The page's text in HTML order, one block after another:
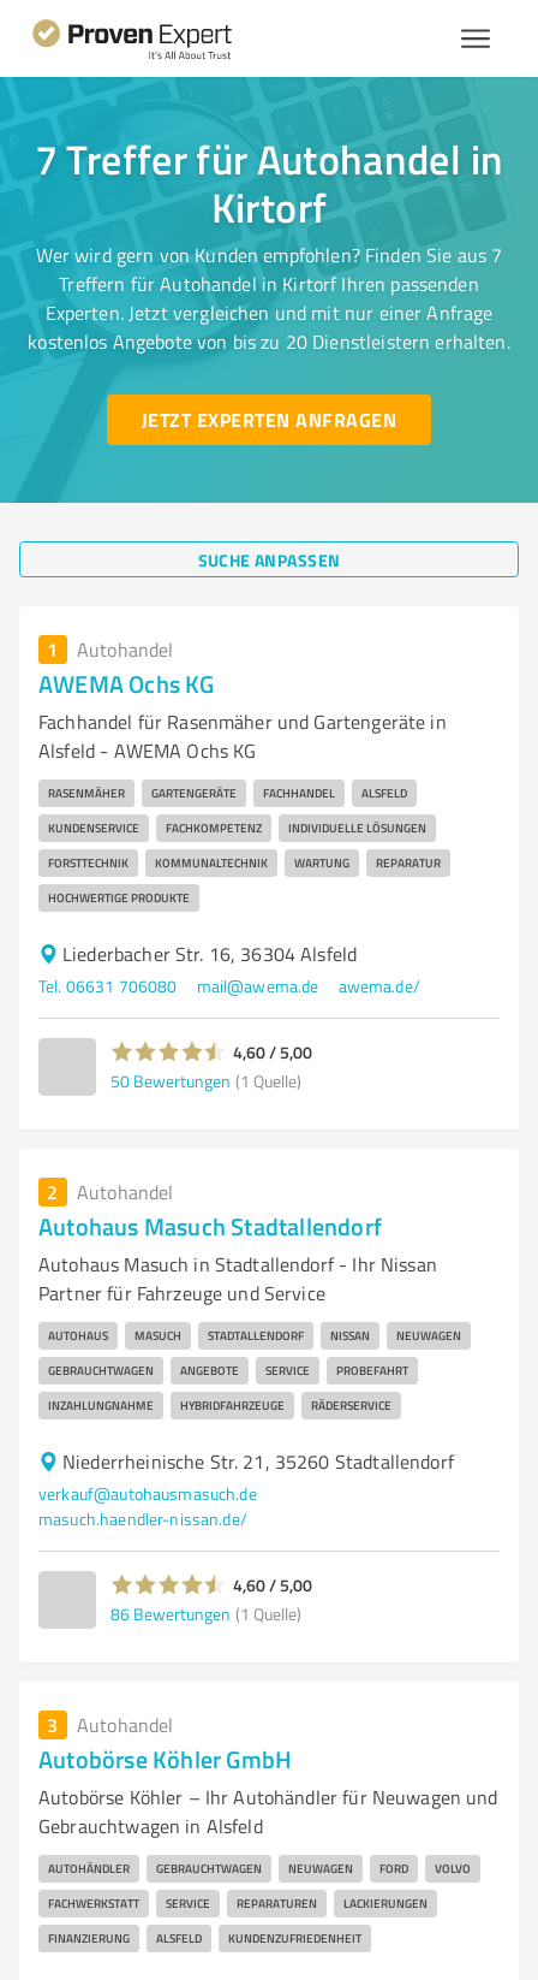
7 Treffer für Autohandel in
Kirtorf
Wer wird gern von Kunden empfohlen? Finden Sie aus 7
Treffern für Autohandel in Kirtorf Ihren passenden
Experten. Jetzt vergleichen und mit nur einer Anfrage
kostenlos Angebote von bis zu 20 Dienstleistern erhalten.
JETZT EXPERTEN ANFRAGEN
SUCHE ANPASSEN
1 Autohandel
AWEMA Ochs KG
Fachhandel für Rasenmäher und Gartengeräte in
Alsfeld - AWEMA Ochs KG
RASENMÄHER GARTENGERÄTE FACHHANDEL ALSFELD
KUNDENSERVICE FACHKOMPETENZ INDIVIDUELLE LÖSUNGEN
FORSTTECHNIK KOMMUNALTECHNIK WARTUNG REPARATUR
HOCHWERTIGE PRODUKTE
Liederbacher Str. 16, 36304 Alsfeld
Tel. 06631 706080 mail@awema.de awema.de/
4,60 / 5,00
50 Bewertungen (1 Quelle)
2 Autohandel
Autohaus Masuch Stadtallendorf
Autohaus Masuch in Stadtallendorf - Ihr Nissan
Partner für Fahrzeuge und Service
AUTOHAUS MASUCH STADTALLENDORF NISSAN NEUWAGEN
GEBRAUCHTWAGEN ANGEBOTE SERVICE PROBEFAHRT
INZAHLUNGNAHME HYBRIDFAHRZEUGE RÄDERSERVICE
Niederrheinische Str. 21, 35260 Stadtallendorf
verkauf@autohausmasuch.de
masuch.haendler-nissan.de/
4,60 / 5,00
86 Bewertungen (1 Quelle)
3 Autohandel
Autobörse Köhler GmbH
Autobörse Köhler – Ihr Autohändler für Neuwagen und
Gebrauchtwagen in Alsfeld
AUTOHÄNDLER GEBRAUCHTWAGEN NEUWAGEN FORD VOLVO
FACHWERKSTATT SERVICE REPARATUREN LACKIERUNGEN
FINANZIERUNG ALSFELD KUNDENZUFRIEDENHEIT